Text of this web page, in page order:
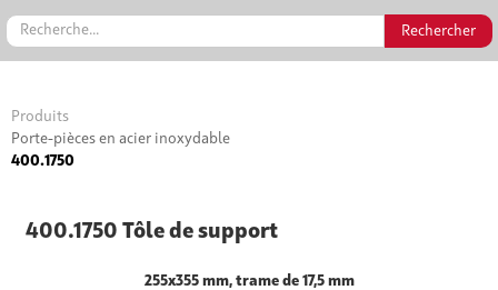
Produits
Porte-pièces en acier inoxydable
400.1750
400.1750 Tôle de support
255x355 mm, trame de 17,5 mm